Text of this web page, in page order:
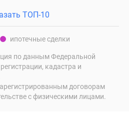
ТОП-10
ипотечные сделки
по данным Федеральной
кадастра и
договорам
с физическими лицами.